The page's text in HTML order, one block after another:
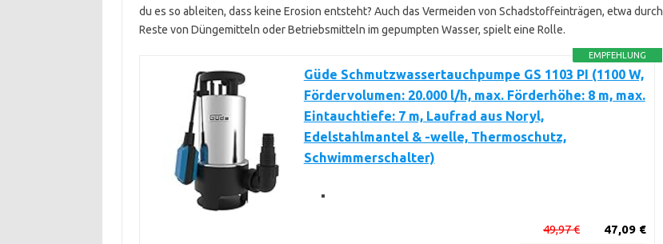
du es so ableiten, dass keine Erosion entsteht? Auch das Vermeiden von Schadstoffeinträgen, etwa durch
Reste von Düngemitteln oder Betriebsmitteln im gepumpten Wasser, spielt eine Rolle.
EMPFEHLUNG
Güde Schmutzwassertauchpumpe GS 1103 PI (1100 W,
Fördervolumen: 20.000 l/h, max. Förderhöhe: 8 m, max.
Eintauchtiefe: 7 m, Laufrad aus Noryl,
Edelstahlmantel & -welle, Thermoschutz,
Schwimmerschalter)
47,09 €
49,97 €